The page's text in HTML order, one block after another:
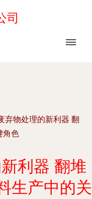
司
弃物处理的新利器 翻
角色
利器 翻堆
生产中的关